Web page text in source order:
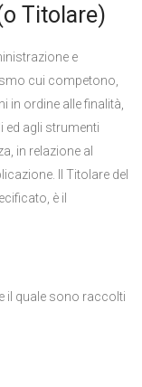
Titolare)
e
cui competono,
in ordine alle finalità,
ed agli strumenti
in relazione al
Il Titolare del
è il
il quale sono raccolti